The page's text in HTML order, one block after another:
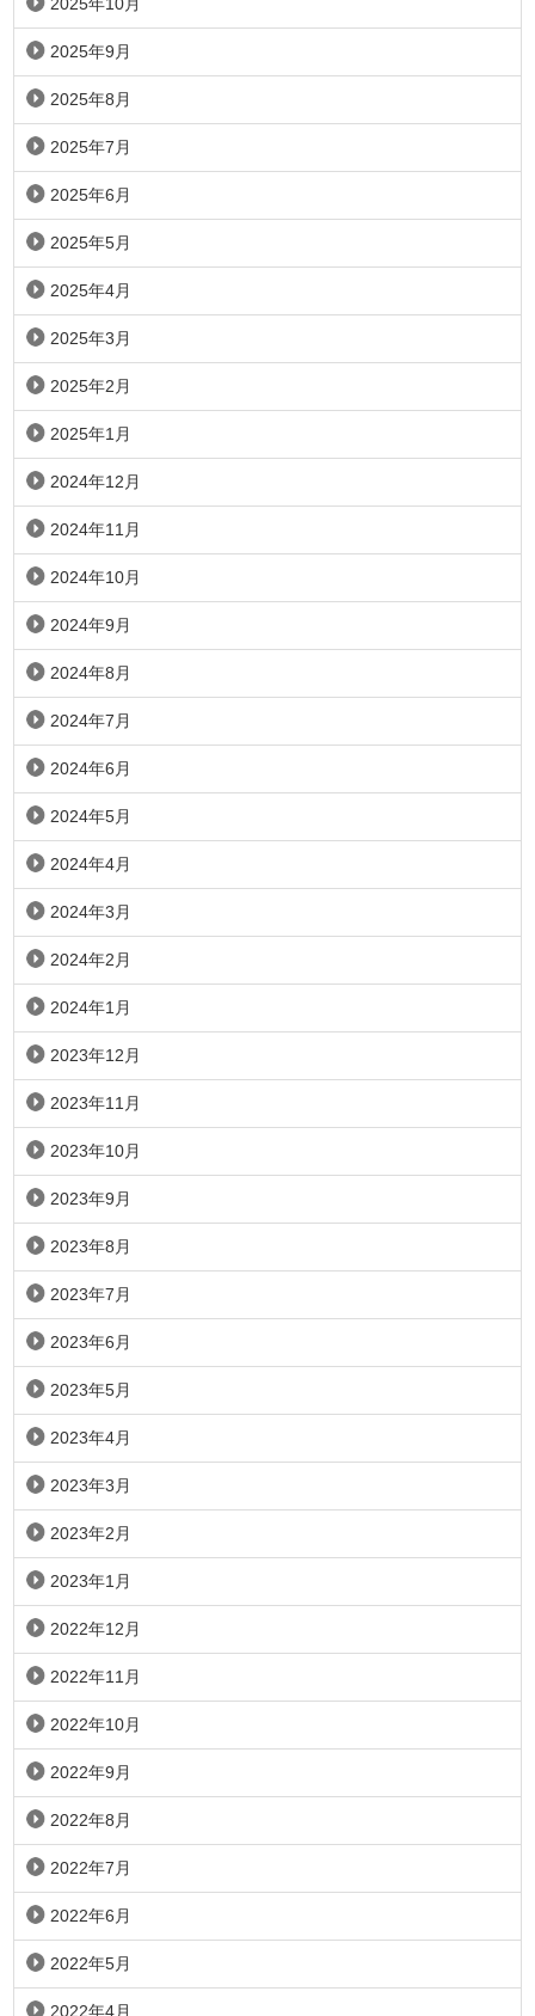
2025年9月
2025年8月
2025年7月
2025年6月
2025年5月
2025年4月
2025年3月
2025年2月
2025年1月
2024年12月
2024年11月
2024年10月
2024年9月
2024年8月
2024年7月
2024年6月
2024年5月
2024年4月
2024年3月
2024年2月
2024年1月
2023年12月
2023年11月
2023年10月
2023年9月
2023年8月
2023年7月
2023年6月
2023年5月
2023年4月
2023年3月
2023年2月
2023年1月
2022年12月
2022年11月
2022年10月
2022年9月
2022年8月
2022年7月
2022年6月
2022年5月
2022年4月